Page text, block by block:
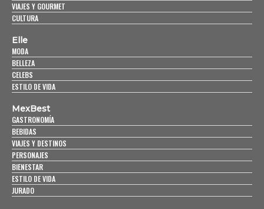
VIAJES Y GOURMET
CULTURA
Elle
MODA
BELLEZA
CELEBS
ESTILO DE VIDA
MexBest
GASTRONOMÍA
BEBIDAS
VIAJES Y DESTINOS
PERSONAJES
BIENESTAR
ESTILO DE VIDA
JURADO